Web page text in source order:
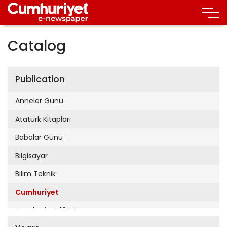
Catalog
Publication
Anneler Günü
Atatürk Kitapları
Babalar Günü
Bilgisayar
Bilim Teknik
Cumhuriyet
Cumhuriyet 19 Mayıs